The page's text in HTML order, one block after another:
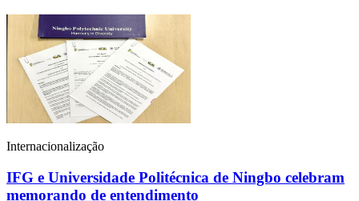
Internacionalização
IFG e Universidade Politécnica de Ningbo celebram
memorando de entendimento